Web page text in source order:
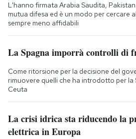
L'hanno firmata Arabia Saudita,
mutua difesa ed è un modo per cercare
sempre meno affidabili
La Spagna imporrà controlli di
Come ritorsione per la decisione del
rimuovere quelli che ha introdotto per la
Ceuta
La crisi idrica sta riducendo la
elettrica in Europa